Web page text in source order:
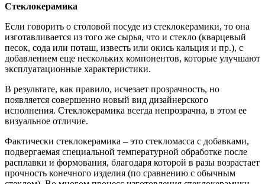
Стеклокерамика
Если говорить о столовой посуде из стеклокерамики, то она
изготавливается из того же сырья, что и стекло (кварцевый
песок, сода или поташ, известь или окись кальция и пр.), с
добавлением еще нескольких компонентов, которые улучшают
эксплуатационные характеристики.
В результате, как правило, исчезает прозрачность, но
появляется совершенно новый вид дизайнерского
исполнения. Стеклокерамика всегда непрозрачна, в этом ее
визуальное отличие.
Фактически стеклокерамика – это стекломасса с добавками,
подвергаемая специальной температурной обработке после
расплавки и формования, благодаря которой в разы возрастает
прочность конечного изделия (по сравнению с обычным